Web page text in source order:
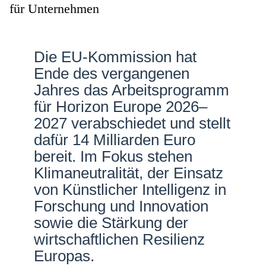
Netzwerke
für Unternehmen
Die EU-Kommission hat
Ende des vergangenen
Jahres das Arbeitsprogramm
für Horizon Europe 2026–
2027 verabschiedet und stellt
dafür 14 Milliarden Euro
bereit. Im Fokus stehen
Klimaneutralität, der Einsatz
von Künstlicher Intelligenz in
Forschung und Innovation
sowie die Stärkung der
wirtschaftlichen Resilienz
Europas.